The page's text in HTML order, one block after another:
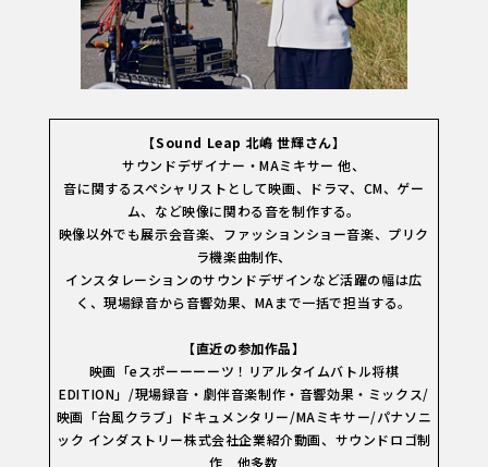
【Sound Leap 北嶋 世輝さん】
サウンドデザイナー・MAミキサー 他、
音に関するスペシャリストとして映画、ドラマ、CM、ゲー
ム、など映像に関わる音を制作する。
映像以外でも展示会音楽、ファッションショー音楽、プリク
ラ機楽曲制作、
インスタレーションのサウンドデザインなど活躍の幅は広
く、現場録音から音響効果、MAまで一括で担当する。
【直近の参加作品】
映画「eスポーーーーツ！リアルタイムバトル将棋
EDITION」/現場録音・劇伴音楽制作・音響効果・ミックス/
映画「台風クラブ」ドキュメンタリー/MAミキサー/パナソニ
ック インダストリー株式会社企業紹介動画、サウンドロゴ制
作 他多数